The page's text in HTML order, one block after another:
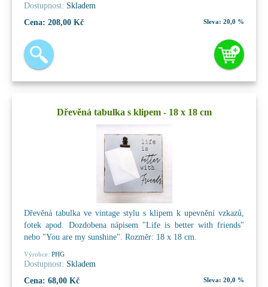
Dostupnost: Skladem
Cena: 208,00 Kč Sleva: 20,0 %
Dřevěná tabulka s klipem - 18 x 18 cm
Dřevěná tabulka ve vintage stylu s klipem k upevnění vzkazů,
fotek apod. Dozdobena nápisem "Life is better with friends"
nebo "You are my sunshine". Rozměr: 18 x 18 cm.
Výrobce: PHG
Dostupnost: Skladem
Cena: 68,00 Kč Sleva: 20,0 %